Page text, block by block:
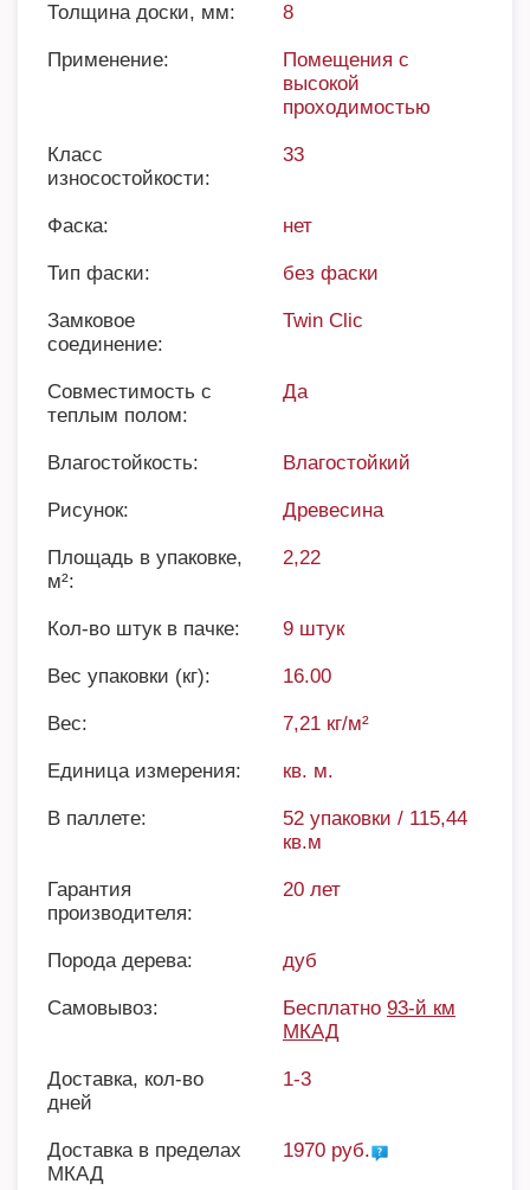
Толщина доски, мм: 8
Применение:
Помещения с
высокой
проходимостью
Класс
износостойкости:
33
Фаска: нет
Тип фаски: без фаски
Замковое
соединение:
Twin Clic
Совместимость с
теплым полом:
Да
Влагостойкость: Влагостойкий
Рисунок: Древесина
Площадь в упаковке,
м²:
2,22
Кол-во штук в пачке: 9 штук
Вес упаковки (кг): 16.00
Вес: 7,21 кг/м²
Единица измерения: кв. м.
В паллете:
52 упаковки / 115,44
кв.м
Гарантия
производителя:
20 лет
Порода дерева: дуб
Самовывоз: Бесплатно 93-й км
МКАД
Доставка, кол-во
дней
1-3
Доставка в пределах
МКАД
1970 руб.